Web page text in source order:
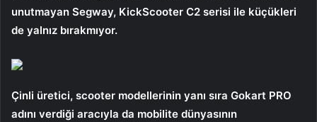
unutmayan Segway, KickScooter C2 serisi ile küçükleri
de yalnız bırakmıyor.
Çinli üretici, scooter modellerinin yanı sıra Gokart PRO
adını verdiği aracıyla da mobilite dünyasının